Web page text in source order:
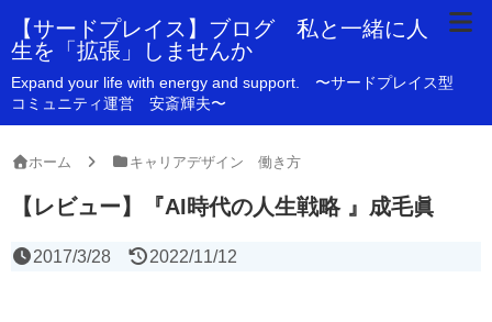
【サードプレイス】ブログ 私と一緒に人
生を「拡張」しませんか
Expand your life with energy and support. 〜サードプレイス型
コミュニティ運営 安斎輝夫〜
ホーム キャリアデザイン 働き方
【レビュー】『AI時代の人生戦略 』成毛眞
2017/3/28 2022/11/12